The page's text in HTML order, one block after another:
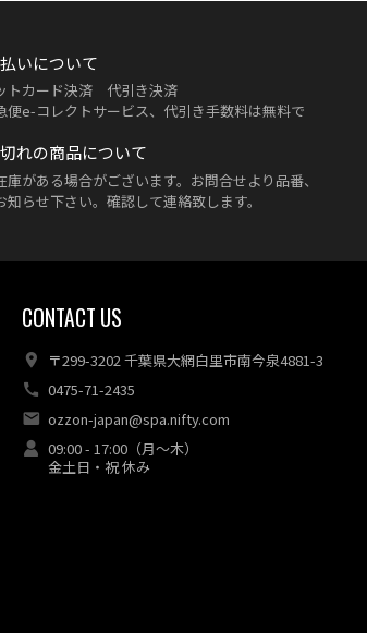
いについて
トカード決済 代引き決済
便e-コレクトサービス、代引き手数料は無料で
れの商品について
庫がある場合がございます。お問合せより品番、
知らせ下さい。確認して連絡致します。
CONTACT US
〒299-3202 千葉県大網白里市南今泉4881-3
0475-71-2435
ozzon-japan@spa.nifty.com
09:00 - 17:00（月～木）
金土日・祝 休み